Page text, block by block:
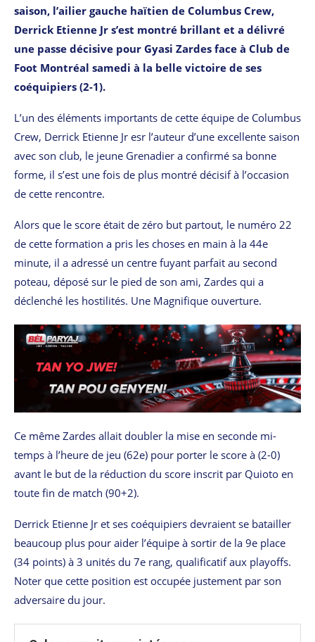
saison, l’ailier gauche haïtien de Columbus Crew,
Derrick Etienne Jr s’est montré brillant et a délivré
une passe décisive pour Gyasi Zardes face à Club de
Foot Montréal samedi à la belle victoire de ses
coéquipiers (2-1).
L’un des éléments importants de cette équipe de Columbus
Crew, Derrick Etienne Jr esr l’auteur d’une excellente saison
avec son club, le jeune Grenadier a confirmé sa bonne
forme, il s’est une fois de plus montré décisif à l’occasion
de cette rencontre.
Alors que le score était de zéro but partout, le numéro 22
de cette formation a pris les choses en main à la 44e
minute, il a adressé un centre fuyant parfait au second
poteau, déposé sur le pied de son ami, Zardes qui a
déclenché les hostilités. Une Magnifique ouverture.
Ce même Zardes allait doubler la mise en seconde mi-
temps à l’heure de jeu (62e) pour porter le score à (2-0)
avant le but de la réduction du score inscrit par Quioto en
toute fin de match (90+2).
Derrick Etienne Jr et ses coéquipiers devraient se batailler
beaucoup plus pour aider l’équipe à sortir de la 9e place
(34 points) à 3 unités du 7e rang, qualificatif aux playoffs.
Noter que cette position est occupée justement par son
adversaire du jour.